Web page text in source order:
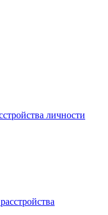
личности